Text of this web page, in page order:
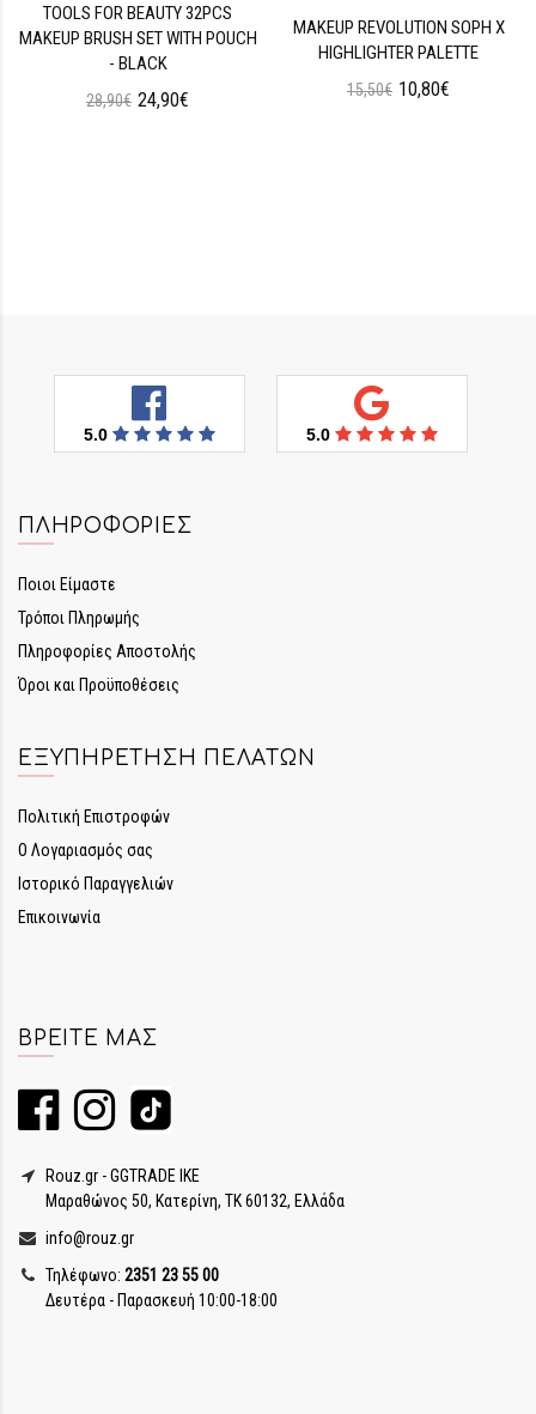
TOOLS FOR BEAUTY 32PCS
MAKEUP BRUSH SET WITH POUCH
- BLACK
28,90€ 24,90€
MAKEUP REVOLUTION SOPH X
HIGHLIGHTER PALETTE
15,50€ 10,80€
5.0 5.0
ΠΛΗΡΟΦΟΡΊΕΣ
Ποιοι Είμαστε
Τρόποι Πληρωμής
Πληροφορίες Αποστολής
Όροι και Προϋποθέσεις
ΕΞΥΠΗΡΈΤΗΣΗ ΠΕΛΑΤΏΝ
Πολιτική Επιστροφών
Ο Λογαριασμός σας
Ιστορικό Παραγγελιών
Επικοινωνία
ΒΡΕΊΤΕ ΜΑΣ
Rouz.gr - GGTRADE IKE
Μαραθώνος 50, Κατερίνη, ΤΚ 60132, Ελλάδα
info@rouz.gr
Τηλέφωνο: 2351 23 55 00
Δευτέρα - Παρασκευή 10:00-18:00